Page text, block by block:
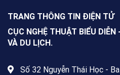
giới
nơi
TRANG THÔNG TIN ĐIỆN TỬ
CỤC NGHỆ THUẬT BIỂU
VÀ DU LỊCH.
Số 32 Nguyễn Thái Học -